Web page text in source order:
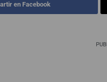
en Facebook